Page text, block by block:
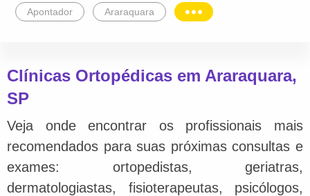
Apontador Araraquara
Clínicas Ortopédicas em Araraquara,
SP
Veja onde encontrar os profissionais mais
recomendados para suas próximas consultas e
exames: ortopedistas, geriatras,
dermatologiastas, fisioterapeutas, psicólogos,